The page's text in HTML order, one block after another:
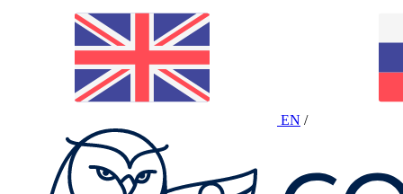
EN /